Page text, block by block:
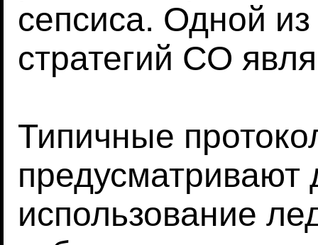
сепсиса. Одной
стратегий СО
Типичные
предусматривают
использование